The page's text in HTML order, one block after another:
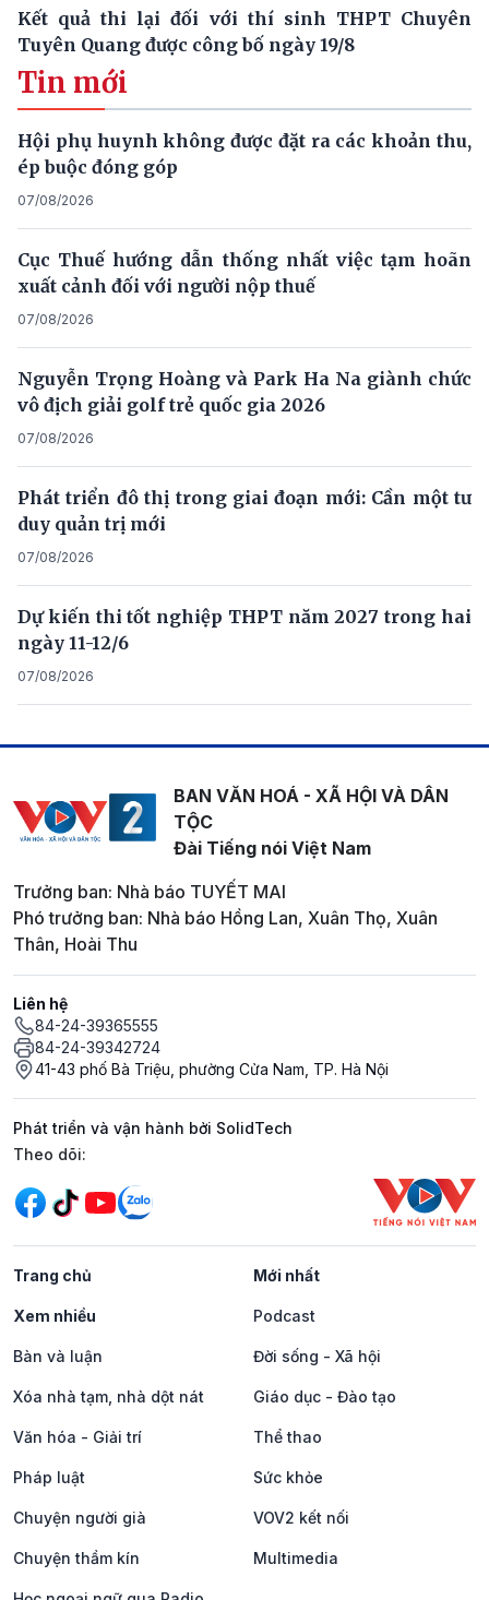
Kết quả thi lại đối với thí sinh THPT Chuyên
Tuyên Quang được công bố ngày 19/8
Tin mới
Hội phụ huynh không được đặt ra các khoản thu,
ép buộc đóng góp
07/08/2026
Cục Thuế hướng dẫn thống nhất việc tạm hoãn
xuất cảnh đối với người nộp thuế
07/08/2026
Nguyễn Trọng Hoàng và Park Ha Na giành chức
vô địch giải golf trẻ quốc gia 2026
07/08/2026
Phát triển đô thị trong giai đoạn mới: Cần một tư
duy quản trị mới
07/08/2026
Dự kiến thi tốt nghiệp THPT năm 2027 trong hai
ngày 11-12/6
07/08/2026
BAN VĂN HOÁ - XÃ HỘI VÀ DÂN
TỘC
Đài Tiếng nói Việt Nam
Trưởng ban: Nhà báo TUYẾT MAI
Phó trưởng ban: Nhà báo Hồng Lan, Xuân Thọ, Xuân
Thân, Hoài Thu
Liên hệ
84-24-39365555
84-24-39342724
41-43 phố Bà Triệu, phường Cửa Nam, TP. Hà Nội
Phát triển và vận hành bởi SolidTech
Mạng xã hội
Theo dõi:
Trang chủ Mới nhất
Xem nhiều Podcast
Bàn và luận Đời sống - Xã hội
Xóa nhà tạm, nhà dột nát Giáo dục - Đào tạo
Văn hóa - Giải trí Thể thao
Pháp luật Sức khỏe
Chuyện người già VOV2 kết nối
Chuyện thầm kín Multimedia